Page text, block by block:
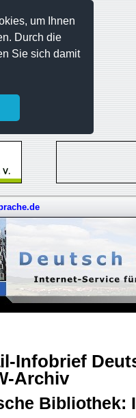
um Ihnen
Durch die
Sie sich damit
Infobrief
Archiv
Bibliothek: